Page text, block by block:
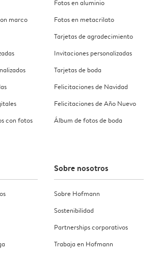
marco
con fotos
Fotos en aluminio
Fotos en metacrilato
Tarjetas de agradecimiento
Invitaciones personalizadas
Tarjetas de boda
Felicitaciones de Navidad
Felicitaciones de Año Nuevo
Álbum de fotos de boda
Sobre nosotros
Sobre Hofmann
Sostenibilidad
Partnerships corporativos
Trabaja en Hofmann